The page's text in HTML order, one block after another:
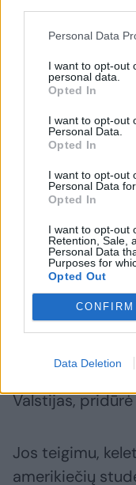
Personal Data
I want to opt-out
personal data.
Opted In
I want to opt-out
Personal Data.
Opted In
I want to opt-out
Personal Data
Opted In
I want to opt-out
Retention, Sale,
Personal Data
Purposes for
Opted Out
CONFIRM
Data Deletion
Universiteto
mokslo metais
nei 27
studentų.
„Daugelis
pasakoja
dėl kurio kenčia
yra sunku
pateiktuose
Martin.
Kai kurie iš jų
įvyksiančioje
atšaukė
jiems nebebus
Valstijas, pridūrė
Jos teigimu,
amerikiečių